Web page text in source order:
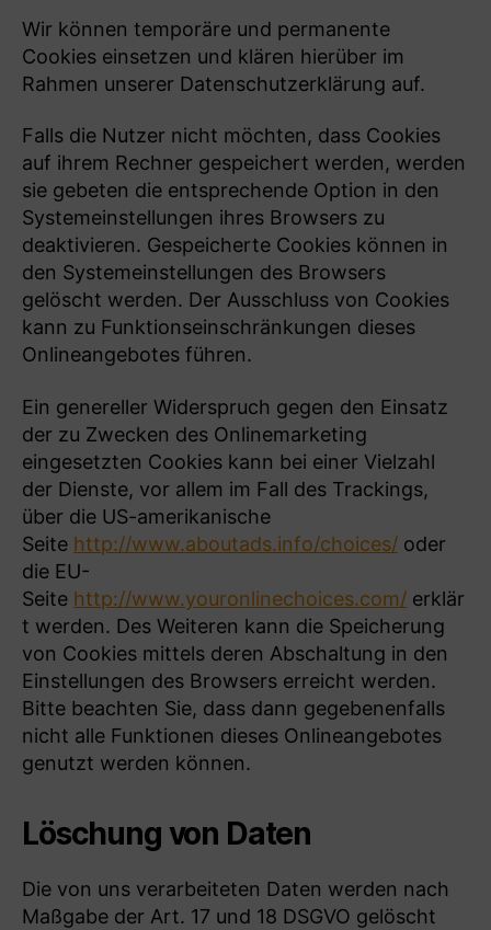
Wir können temporäre und permanente
Cookies einsetzen und klären hierüber im
Rahmen unserer Datenschutzerklärung auf.
Falls die Nutzer nicht möchten, dass Cookies
auf ihrem Rechner gespeichert werden, werden
sie gebeten die entsprechende Option in den
Systemeinstellungen ihres Browsers zu
deaktivieren. Gespeicherte Cookies können in
den Systemeinstellungen des Browsers
gelöscht werden. Der Ausschluss von Cookies
kann zu Funktionseinschränkungen dieses
Onlineangebotes führen.
Ein genereller Widerspruch gegen den Einsatz
der zu Zwecken des Onlinemarketing
eingesetzten Cookies kann bei einer Vielzahl
der Dienste, vor allem im Fall des Trackings,
über die US-amerikanische
Seite http://www.aboutads.info/choices/ oder
die EU-
Seite http://www.youronlinechoices.com/ erklär
t werden. Des Weiteren kann die Speicherung
von Cookies mittels deren Abschaltung in den
Einstellungen des Browsers erreicht werden.
Bitte beachten Sie, dass dann gegebenenfalls
nicht alle Funktionen dieses Onlineangebotes
genutzt werden können.
Löschung von Daten
Die von uns verarbeiteten Daten werden nach
Maßgabe der Art. 17 und 18 DSGVO gelöscht